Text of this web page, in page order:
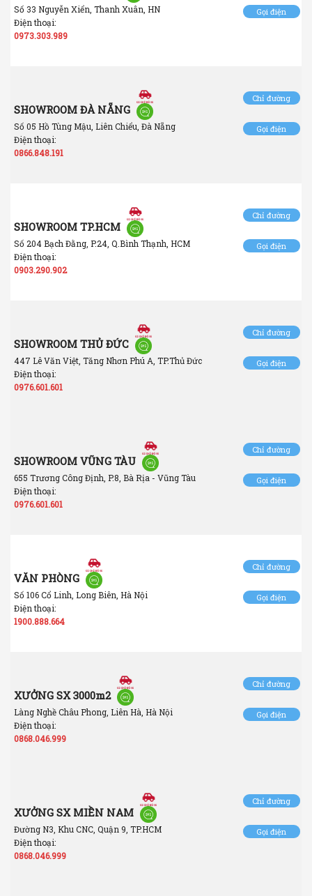
Số 33 Nguyễn Xiển, Thanh Xuân, HN
Điện thoại:
0973.303.989
Gọi điện
SHOWROOM ĐÀ NẴNG
Số 05 Hồ Tùng Mậu, Liên Chiểu, Đà Nẵng
Điện thoại:
0866.848.191
Chỉ đường
Gọi điện
SHOWROOM TP.HCM
Số 204 Bạch Đằng, P.24, Q.Bình Thạnh, HCM
Điện thoại:
0903.290.902
Chỉ đường
Gọi điện
SHOWROOM THỦ ĐỨC
447 Lê Văn Việt, Tăng Nhơn Phú A, TP.Thủ Đức
Điện thoại:
0976.601.601
Chỉ đường
Gọi điện
SHOWROOM VŨNG TÀU
655 Trương Công Định, P.8, Bà Rịa - Vũng Tàu
Điện thoại:
0976.601.601
Chỉ đường
Gọi điện
VĂN PHÒNG
Số 106 Cổ Linh, Long Biên, Hà Nội
Điện thoại:
1900.888.664
Chỉ đường
Gọi điện
XƯỞNG SX 3000m2
Làng Nghề Châu Phong, Liên Hà, Hà Nội
Điện thoại:
0868.046.999
Chỉ đường
Gọi điện
XƯỞNG SX MIỀN NAM
Đường N3, Khu CNC, Quận 9, TP.HCM
Điện thoại:
0868.046.999
Chỉ đường
Gọi điện